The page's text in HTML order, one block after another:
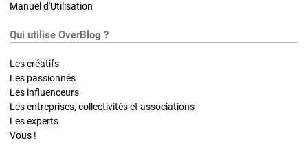
Manuel d'Utilisation
Qui utilise OverBlog ?
Les créatifs
Les passionnés
Les influenceurs
Les entreprises, collectivités et associations
Les experts
Vous !